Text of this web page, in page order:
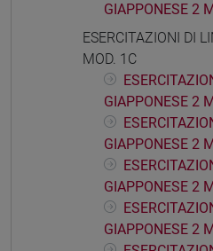
GIAPPONESE 2
ESERCITAZIONI DI
MOD. 1C
GIAPPONESE 2
GIAPPONESE 2
GIAPPONESE 2
GIAPPONESE 2